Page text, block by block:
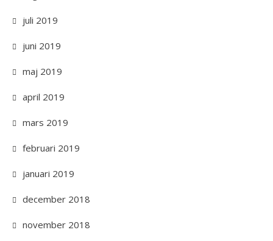
juli 2019
juni 2019
maj 2019
april 2019
mars 2019
februari 2019
januari 2019
december 2018
november 2018